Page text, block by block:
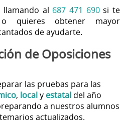
al 687 471 690si te
quieres obtener mayor
de ayudarte.
de Oposiciones
las pruebas para las
, localy estatal del año
a nuestros alumnos
actualizados.